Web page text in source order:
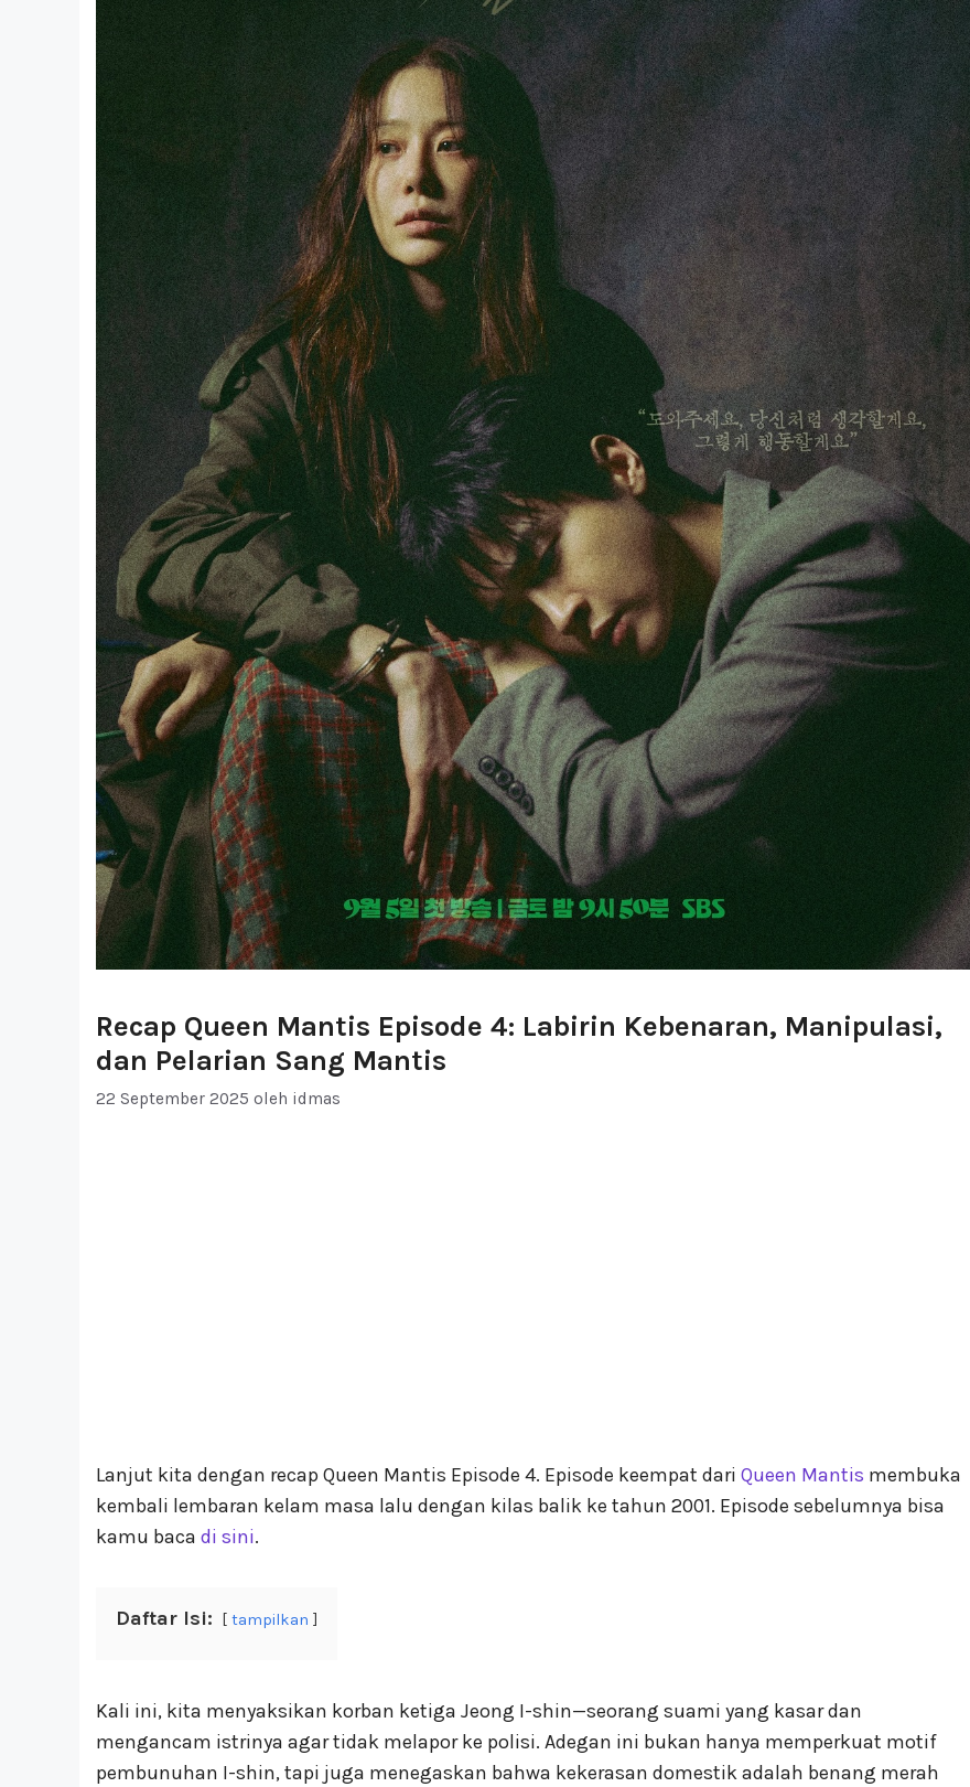
Recap Queen Mantis Episode 4: Labirin Kebenaran, Manipulasi,
dan Pelarian Sang Mantis
22 September 2025 oleh idmas
Lanjut kita dengan recap Queen Mantis Episode 4. Episode keempat dari Queen Mantis membuka
kembali lembaran kelam masa lalu dengan kilas balik ke tahun 2001. Episode sebelumnya bisa
kamu baca di sini.
Daftar Isi: tampilkan
Kali ini, kita menyaksikan korban ketiga Jeong I-shin—seorang suami yang kasar dan
mengancam istrinya agar tidak melapor ke polisi. Adegan ini bukan hanya memperkuat motif
pembunuhan I-shin, tapi juga menegaskan bahwa kekerasan domestik adalah benang merah